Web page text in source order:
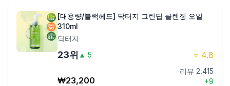
[대용량/블랙헤드] 닥터지 그린딥 클렌징 오일
310ml
닥터지
23위 ▲ 5 ⭐ 4.8
₩23,200
리뷰 2,415
+9